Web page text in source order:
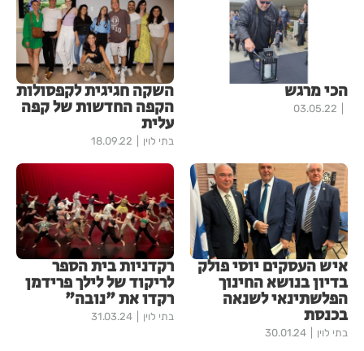
הכי מרגש
03.05.22
השקה חגיגית לקפסולות
הקפה החדשות של קפה
עלית
בתי לוין 18.09.22
איש העסקים יוסי פולק
בדיון בנושא החינוך
הפלשתינאי לשנאה
בכנסת
בתי לוין 30.01.24
רקדניות בית הספר
לריקוד של לילך פרידמן
רקדו את "נובה"
בתי לוין 31.03.24